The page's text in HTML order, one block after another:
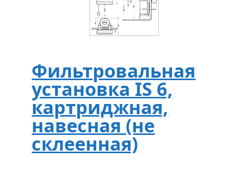
Фильтровальная
установка IS 6,
картриджная,
навесная (не
склеенная)